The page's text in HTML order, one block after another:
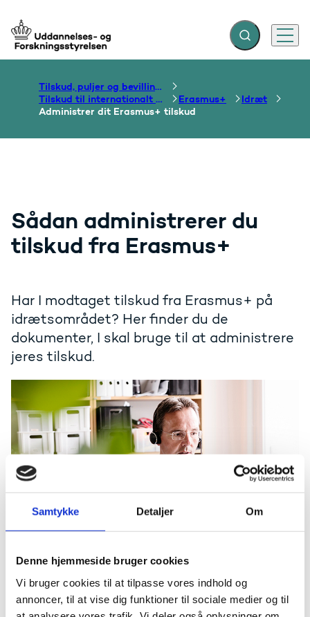
Samtykke Detaljer Om
Denne hjemmeside bruger cookies
Vi bruger cookies til at tilpasse vores indhold og
annoncer, til at vise dig funktioner til sociale medier og til
Gå til forsiden Fold søgefelt ud
Menu
Tilskud, puljer og bevillinger
Tilskud til internationalt samarbejde om uddannelse
Erasmus+
Idræt
Administrer dit Erasmus+ tilskud
Sådan administrerer du
tilskud fra Erasmus+
Har I modtaget tilskud fra Erasmus+ på
idrætsområdet? Her finder du de
dokumenter, I skal bruge til at administrere
jeres tilskud.
Tilskud til ophold i udlandet (Key
Action 1)
Administrer tilskud modtaget i 2025
Administrer tilskud modtaget i 2024